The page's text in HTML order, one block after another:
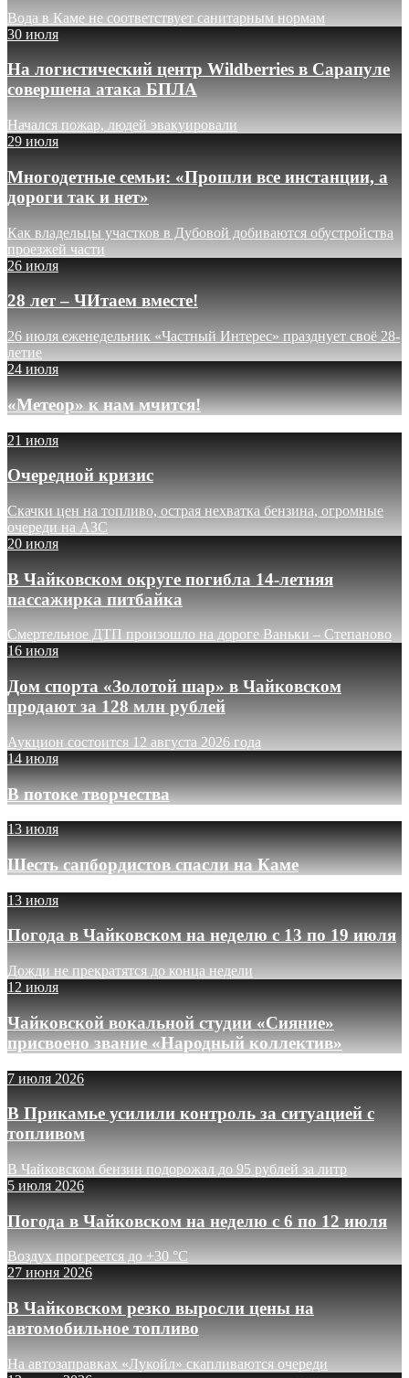
Вода в Каме не соответствует санитарным нормам
30 июля
На логистический центр Wildberries в Сарапуле
совершена атака БПЛА
Начался пожар, людей эвакуировали
29 июля
Многодетные семьи: «Прошли все инстанции, а
дороги так и нет»
Как владельцы участков в Дубовой добиваются обустройства
проезжей части
26 июля
28 лет – ЧИтаем вместе!
26 июля еженедельник «Частный Интерес» празднует своё 28-
летие
24 июля
«Метеор» к нам мчится!
21 июля
Очередной кризис
Скачки цен на топливо, острая нехватка бензина, огромные
очереди на АЗС
20 июля
В Чайковском округе погибла 14-летняя
пассажирка питбайка
Смертельное ДТП произошло на дороге Ваньки – Степаново
16 июля
Дом спорта «Золотой шар» в Чайковском
продают за 128 млн рублей
Аукцион состоится 12 августа 2026 года
14 июля
В потоке творчества
13 июля
Шесть сапбордистов спасли на Каме
13 июля
Погода в Чайковском на неделю с 13 по 19 июля
Дожди не прекратятся до конца недели
12 июля
Чайковской вокальной студии «Сияние»
присвоено звание «Народный коллектив»
7 июля 2026
В Прикамье усилили контроль за ситуацией с
топливом
В Чайковском бензин подорожал до 95 рублей за литр
5 июля 2026
Погода в Чайковском на неделю с 6 по 12 июля
Воздух прогреется до +30 °C
27 июня 2026
В Чайковском резко выросли цены на
автомобильное топливо
На автозаправках «Лукойл» скапливаются очереди